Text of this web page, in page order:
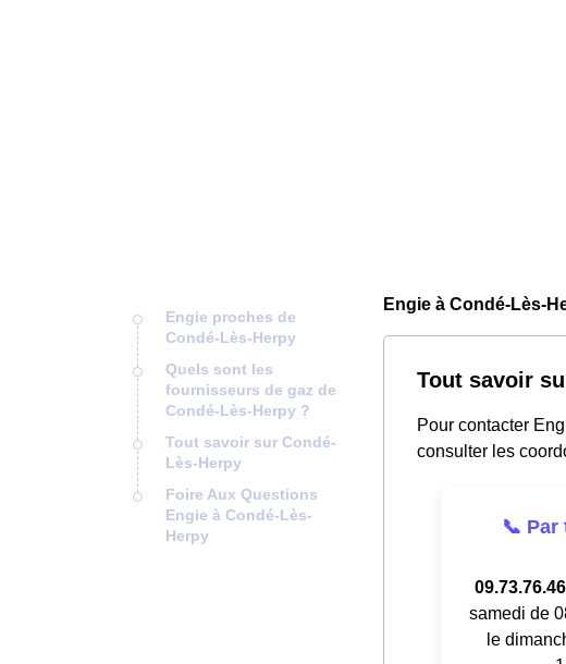
Engie proches de
Condé-Lès-Herpy
Quels sont les
fournisseurs de gaz de
Condé-Lès-Herpy ?
Tout savoir sur Condé-
Lès-Herpy
Foire Aux Questions
Engie à Condé-Lès-
Herpy
Engie à Condé-Lès-
Tout savoir
Pour contacter
consulter les
📞
samedi de
le